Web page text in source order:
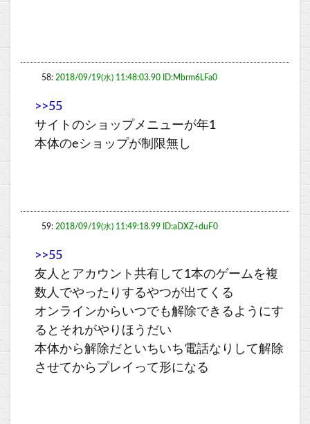
58: 2018/09/19(水) 11:48:03.90 ID:Mbrm6LFa0
>>55
サイトのショップメニューが年1
本体のeショップが制限無し
59: 2018/09/19(水) 11:49:18.99 ID:aDXZ+duF0
>>55
友人とアカウント共有して1本のゲームを複
数人でやったりするやつが出てくる
オンラインからいつでも解除できるようにす
るとそれがやりほうだい
本体から解除だといちいち電話なりして解除
させてからプレイって形になる